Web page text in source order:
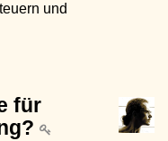
und
für